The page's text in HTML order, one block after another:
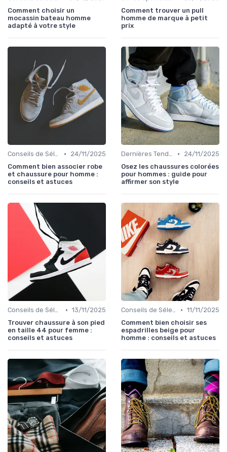
Comment choisir un
mocassin bateau homme
adapté à votre style
Comment trouver un pull
homme de marque à petit
prix
Conseils de Sélection •
24/11/2025
Comment bien associer robe
et chaussure pour homme :
conseils et astuces
Dernières Tendances •
24/11/2025
Osez les chaussures colorées
pour hommes : guide pour
affirmer son style
Conseils de Sélection • 13/11/2025
Trouver chaussure à son pied
en taille 44 pour femme :
conseils et astuces
Conseils de Sélection • 11/11/2025
Comment bien choisir ses
espadrilles beige pour
homme : conseils et astuces